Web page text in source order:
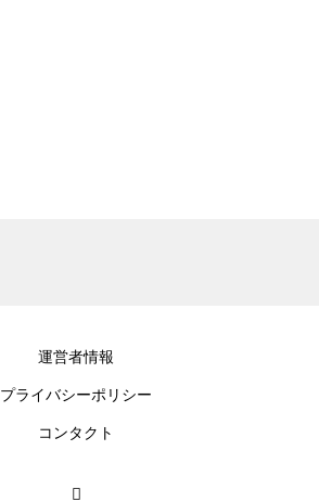
運営者情報
プライバシーポリシー
コンタクト